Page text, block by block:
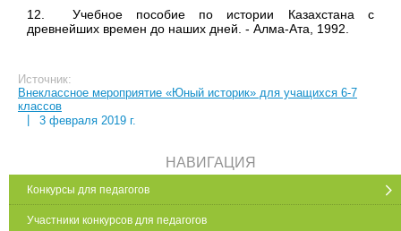
12. Учебное пособие по истории Казахстана с
древнейших времен до наших дней. - Алма-Ата, 1992.
Источник:
Внеклассное мероприятие «Юный историк» для учащихся 6-7
классов
3 февраля 2019 г.
НАВИГАЦИЯ
Конкурсы для педагогов
Участники конкурсов для педагогов